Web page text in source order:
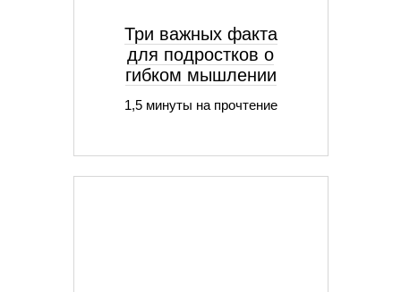
Три важных факта
для подростков о
гибком мышлении
1,5 минуты на прочтение